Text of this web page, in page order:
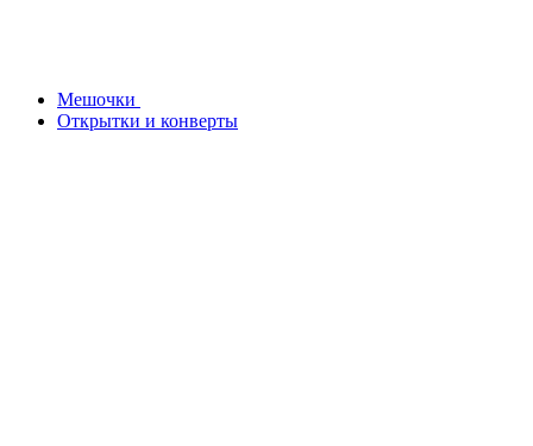
Мешочки
Открытки и конверты